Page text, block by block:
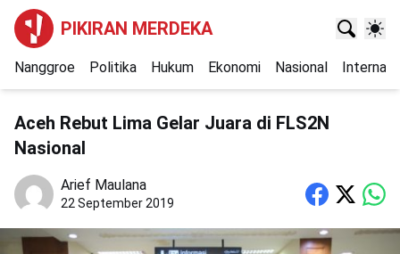
PIKIRAN MERDEKA
Nanggroe Politika Hukum Ekonomi Nasional
Aceh Rebut Lima Gelar Juara di FLS2N
Nasional
Arief Maulana
22 September 2019